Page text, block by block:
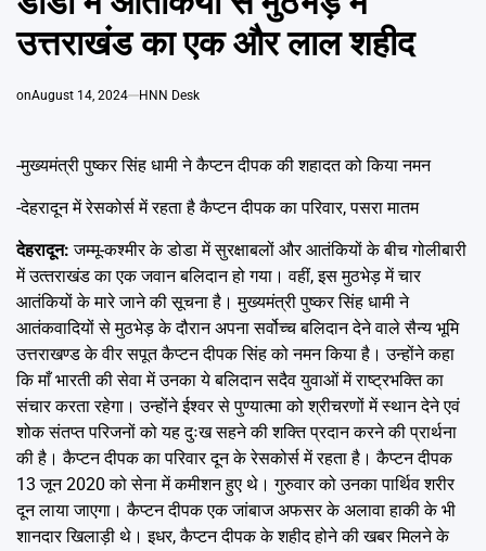
उत्तराखंड का एक और लाल शहीद
onAugust 14, 2024 HNN Desk
-मुख्यमंत्री पुष्कर सिंह धामी ने कैप्टन दीपक की शहादत को किया नमन
-देहरादून में रेसकोर्स में रहता है कैप्टन दीपक का परिवार, पसरा मातम
देहरादून: जम्मू-कश्मीर के डोडा में सुरक्षाबलों और आतंकियों के बीच गोलीबारी
में उत्‍तराखंड का एक जवान बलिदान हो गया। वहीं, इस मुठभेड़ में चार
आतंकियों के मारे जाने की सूचना है। मुख्यमंत्री पुष्कर सिंह धामी ने
आतंकवादियों से मुठभेड़ के दौरान अपना सर्वोच्च बलिदान देने वाले सैन्य भूमि
उत्तराखण्ड के वीर सपूत कैप्टन दीपक सिंह को नमन किया है। उन्होंने कहा
कि माँ भारती की सेवा में उनका ये बलिदान सदैव युवाओं में राष्ट्रभक्ति का
संचार करता रहेगा। उन्होंने ईश्वर से पुण्यात्मा को श्रीचरणों में स्थान देने एवं
शोक संतप्त परिजनों को यह दुःख सहने की शक्ति प्रदान करने की प्रार्थना
की है। कैप्टन दीपक का परिवार दून के रेसकोर्स में रहता है। कैप्टन दीपक
13 जून 2020 को सेना में कमीशन हुए थे। गुरुवार को उनका पार्थिव शरीर
दून लाया जाएगा। कैप्टन दीपक एक जांबाज अफसर के अलावा हाकी के भी
शानदार खिलाड़ी थे। इधर, कैप्टन दीपक के शहीद होने की खबर मिलने के